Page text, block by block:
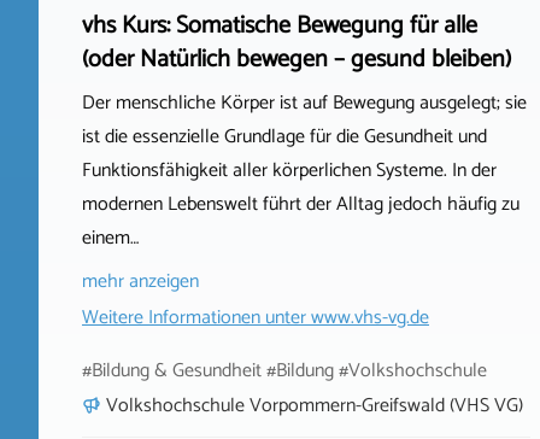
vhs Kurs: Somatische Bewegung für alle
(oder Natürlich bewegen – gesund bleiben)
Der menschliche Körper ist auf Bewegung ausgelegt; sie
ist die essenzielle Grundlage für die Gesundheit und
Funktionsfähigkeit aller körperlichen Systeme. In der
modernen Lebenswelt führt der Alltag jedoch häufig zu
einem…
mehr anzeigen
Weitere Informationen unterwww.vhs-vg.de
#Bildung & Gesundheit #Bildung #Volkshochschule
Volkshochschule Vorpommern-Greifswald (VHS VG)